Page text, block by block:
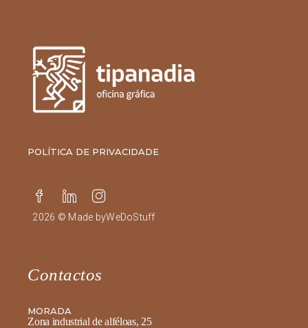
POLÍTICA DE PRIVACIDADE
2026 © Made byWeDoStuff
Contactos
MORADA
Zona industrial de alféloas, 25